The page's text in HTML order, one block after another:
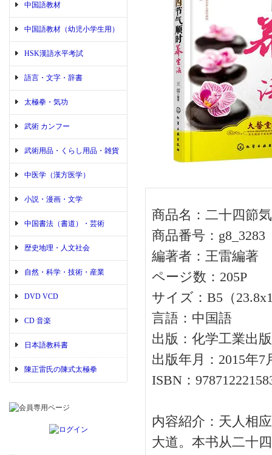
中国語教材
中国語教材（幼児小学生用）
HSK漢語水平考試
語言・文字・辞書
太極拳・気功
武術 カンフー
武術用品・くらし用品・雑貨
中医学（漢方医学）
小説・漫画・文学
中国書法（書道）・芸術
歴史地理・人文社会
自然・科学・技術・産業
DVD VCD
CD 音楽
日本語教科書
陳正雷氏の陳式太極拳
商品名：二十四節
商品番号：g8_3283
編著者：王雷編著
ページ数：205P
サイズ：B5（
言語：中国語
出版：化学工業出
出版年月：2015年7
ISBN：
内容紹介：天人相
大道。本书从二十